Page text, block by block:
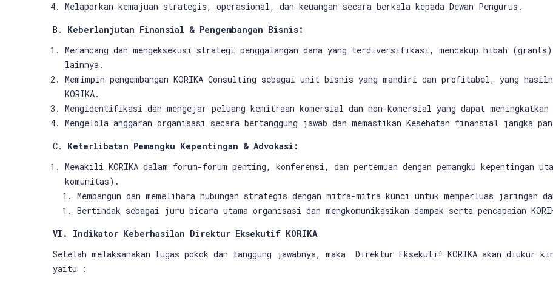
Melaporkan kemajuan strategis, operasional, dan keuangan secara berkala kepada Dewan Pengurus.
B. Keberlanjutan Finansial & Pengembangan Bisnis:
Merancang dan mengeksekusi strategi penggalangan dana yang terdiversifikasi, mencakup hibah
lainnya.
Memimpin pengembangan KORIKA Consulting sebagai unit bisnis yang mandiri dan profitabel, yang
KORIKA.
Mengidentifikasi dan mengejar peluang kemitraan komersial dan non-komersial yang dapat meningkatkan
Mengelola anggaran organisasi secara bertanggung jawab dan memastikan Kesehatan finansial jangka
C. Keterlibatan Pemangku Kepentingan & Advokasi:
Mewakili KORIKA dalam forum-forum penting, konferensi, dan pertemuan dengan pemangku
komunitas).
Membangun dan memelihara hubungan strategis dengan mitra-mitra kunci untuk memperluas jaringan
Bertindak sebagai juru bicara utama organisasi dan mengkomunikasikan dampak serta pencapaian
VI. Indikator Keberhasilan Direktur Eksekutif KORIKA
Setelah melaksanakan tugas pokok dan tanggung jawabnya, maka Direktur Eksekutif KORIKA akan diukur
yaitu :